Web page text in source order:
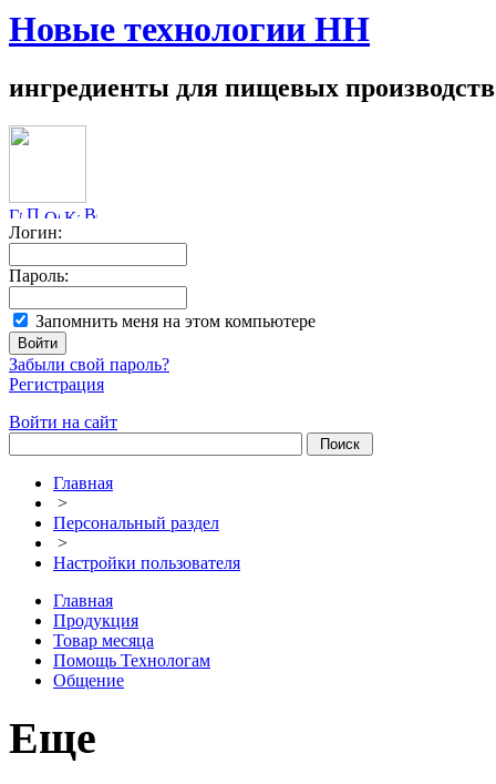
Новые технологии НН
ингредиенты для пищевых производств
Логин:
Пароль:
Запомнить меня на этом компьютере
Забыли свой пароль?
Регистрация
Войти на сайт
Главная
>
Персональный раздел
>
Настройки пользователя
Главная
Продукция
Товар месяца
Помощь Технологам
Общение
Еще